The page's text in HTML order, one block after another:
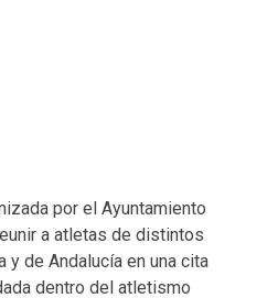
por el Ayuntamiento
a atletas de distintos
y de Andalucía en una cita
dentro del atletismo